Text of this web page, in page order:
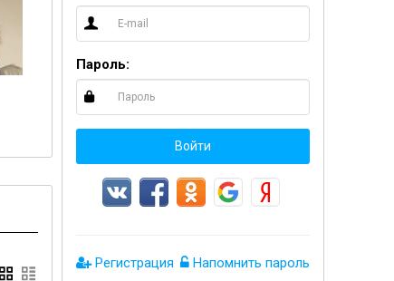
18+ Сливы телеграмм
Пароль:
Войти
Регистрация Напомнить пароль